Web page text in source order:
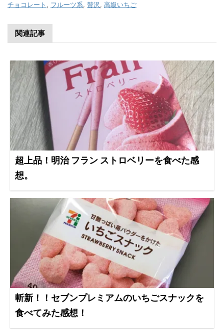
チョコレート , フルーツ系, 贅沢, 高級いちご
関連記事
超上品！明治 フラン ストロベリーを食べた感
想。
斬新！！セブンプレミアムのいちごスナックを
食べてみた感想！